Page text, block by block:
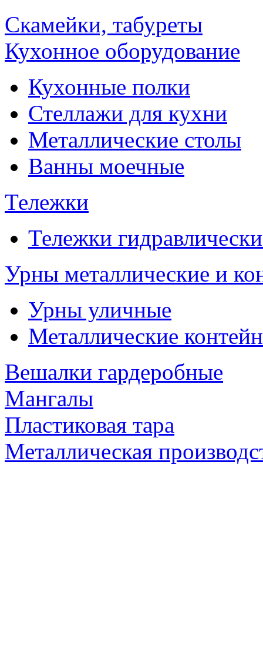
Скамейки, табуреты
Кухонное оборудование
Кухонные полки
Стеллажи для кухни
Металлические столы
Ванны моечные
Тележки
Тележки
Урны металлические и
Урны уличные
Металлические
Вешалки гардеробные
Мангалы
Пластиковая тара
Металлическая